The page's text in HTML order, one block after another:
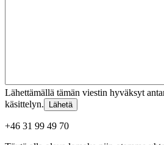
Lähettämällä tämän viestin hyväksyt
käsittelyn.
Lähetä
+46 31 99 49 70